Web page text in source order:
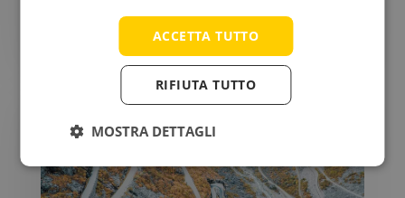
dei Trasporti...ACCETTA TUTTO
RIFIUTA TUTTO
MOSTRA DETTAGLI